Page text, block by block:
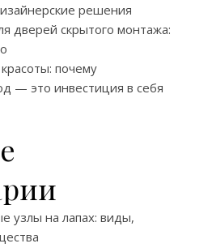
решения
дверей скрытого монтажа:
почему
— это инвестиция в себя
узлы на лапах: виды,